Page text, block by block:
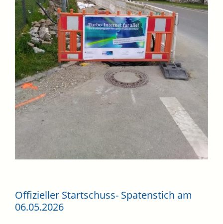
Offizieller Startschuss- Spatenstich am
06.05.2026